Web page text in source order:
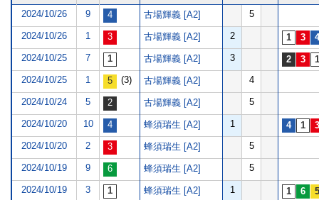
2024/10/26
9 古場輝義 [A2] 5
2024/10/26 1 古場輝義 [A2] 2
2024/10/25 7 古場輝義 [A2] 3
2024/10/25 1 (3) 古場輝義 [A2] 4
2024/10/24 5 古場輝義 [A2] 5
2024/10/20 10 蜂須瑞生 [A2] 1
2024/10/20 2 蜂須瑞生 [A2] 5
2024/10/19 9 蜂須瑞生 [A2] 5
2024/10/19 3 蜂須瑞生 [A2] 1